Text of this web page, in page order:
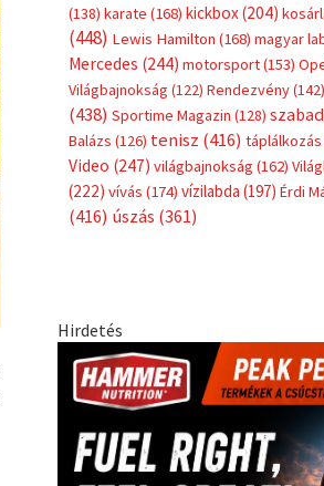
Címkék
asztalitenisz(130) atlétika(144)
Tímea(240)Bajnokok Ligája(168)
forma 1(1165) Futball(760)
Katinka(186) hungaroring(181)